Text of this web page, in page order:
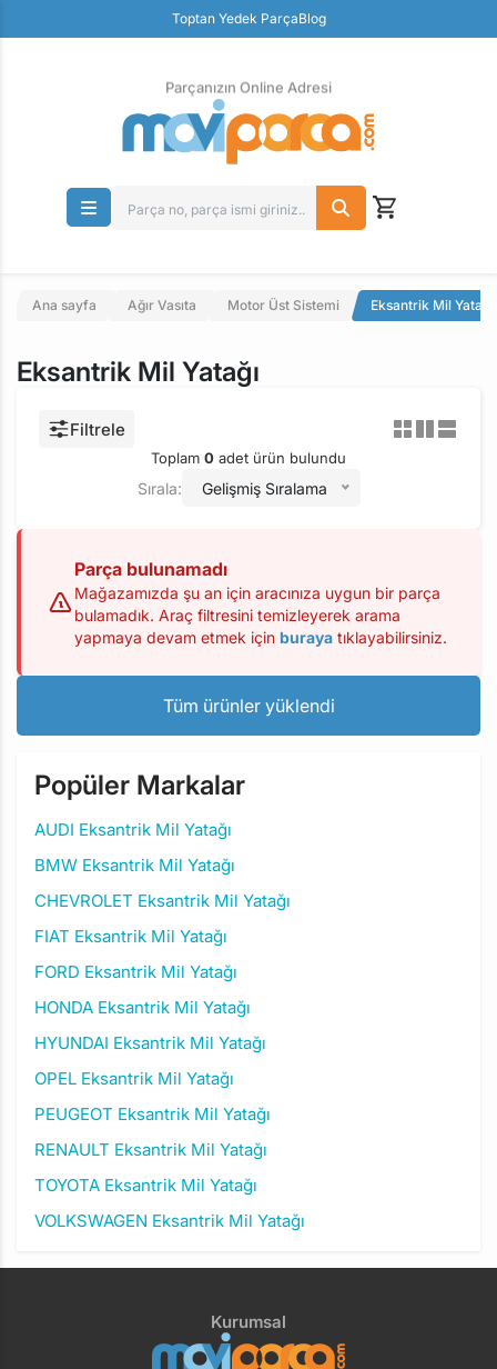
Toptan Yedek ParçaBlog
Parçanızın Online Adresi
Ana sayfa Ağır Vasıta Motor Üst Sistemi Eksantrik Mil Yatağı
Eksantrik Mil Yatağı
Filtrele
Toplam 0 adet ürün bulundu
Sırala: Gelişmiş Sıralama
Parça bulunamadı
Mağazamızda şu an için aracınıza uygun bir parça
bulamadık. Araç filtresini temizleyerek arama
yapmaya devam etmek için buraya tıklayabilirsiniz.
Tüm ürünler yüklendi
Popüler Markalar
AUDI Eksantrik Mil Yatağı
BMW Eksantrik Mil Yatağı
CHEVROLET Eksantrik Mil Yatağı
FIAT Eksantrik Mil Yatağı
FORD Eksantrik Mil Yatağı
HONDA Eksantrik Mil Yatağı
HYUNDAI Eksantrik Mil Yatağı
OPEL Eksantrik Mil Yatağı
PEUGEOT Eksantrik Mil Yatağı
RENAULT Eksantrik Mil Yatağı
TOYOTA Eksantrik Mil Yatağı
VOLKSWAGEN Eksantrik Mil Yatağı
Kurumsal